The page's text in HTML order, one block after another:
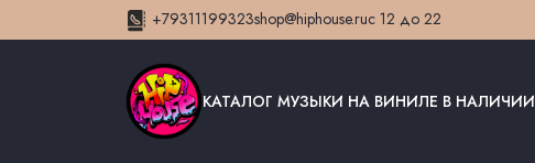
+79311199323shop@hiphouse.ruс 12 до 22
КАТАЛОГ МУЗЫКИ НА ВИНИЛЕ В НАЛИЧИИ